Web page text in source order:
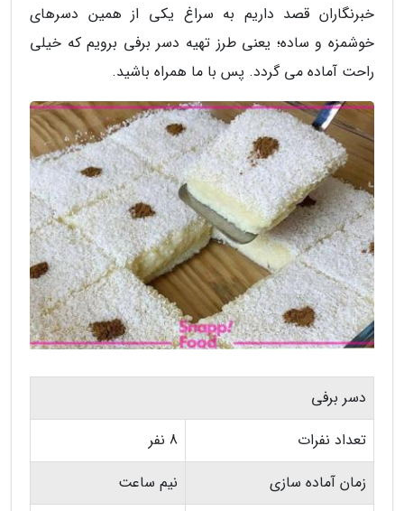
خبرنگاران قصد داریم به سراغ یکی از همین دسرهای
خوشمزه و ساده؛ یعنی طرز تهیه دسر برفی برویم که خیلی
راحت آماده می گردد. پس با ما همراه باشید.
دسر برفی
تعداد نفرات
8 نفر
زمان آماده سازی
نیم ساعت